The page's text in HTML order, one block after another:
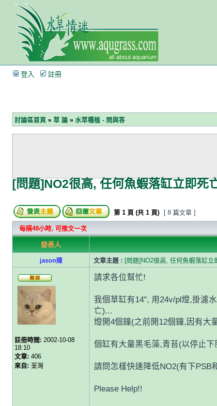
登入 註冊
討論區首頁 » 草 論 » 水草種植 - 問與答
[問題]NO2很高, 任何魚蝦落缸立即死
第 1 頁 (共 1 頁) [ 8 篇文章 ]
每隔48小時, 可推文一次
發表人
jason陳 文章主題 : [問題]NO2很高, 任何魚蝦落缸立
註冊時間: 2002-10-08
18:10
文章: 406
來自: 荃灣
請求各位幫忙!
我個草缸有14", 用24v/pl燈,掛濾
亡)...
燈開4個鐘(之前開12個鐘,因有大
個缸有大量黑毛藻,青苔(以停止
請問怎樣快速降低NO2(有下PSB
Please Help!!